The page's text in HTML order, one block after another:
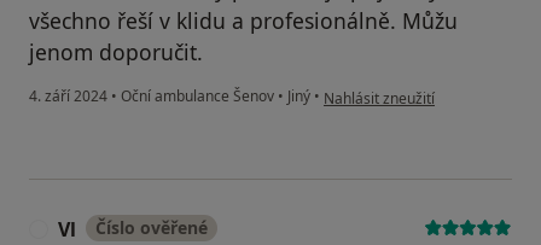
všechno řeší v klidu a profesionálně. Můžu
jenom doporučit.
4. září 2024 • Oční ambulance Šenov • Jiný • podle názoru uživatele Martin.W
Nahlásit zneužití
Vl Číslo ověřené